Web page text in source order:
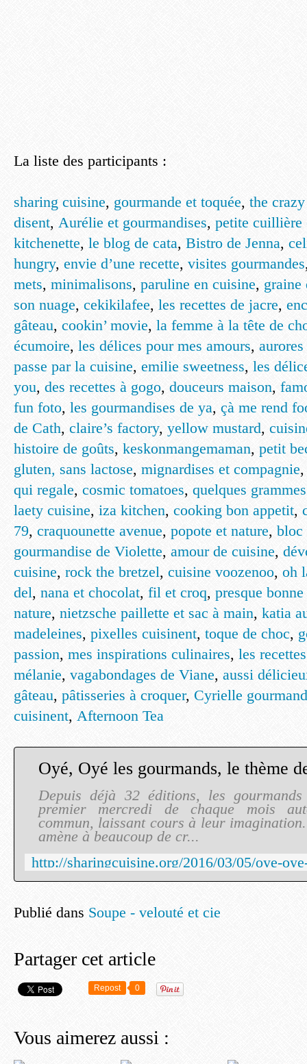
La liste des participants :
sharing cuisine, gourmande et toquée, the
disent, Aurélie et gourmandises, petite cuillière
kitchenette, le blog de cata, Bistro de Jenna,
hungry, envie d’une recette, visites gourmandes
mets, minimalisons, paruline en cuisine, graine
son nuage, cekikilafee, les recettes de jacre,
gâteau, cookin’ movie, la femme à la tête de
écumoire, les délices pour mes amours,
passe par la cuisine, emilie sweetness, les
you, des recettes à gogo, douceurs maison,
fun foto, les gourmandises de ya, çà me rend
de Cath, claire’s factory, yellow mustard,
histoire de goûts, keskonmangemaman, petit
gluten, sans lactose, mignardises et compagnie
qui regale, cosmic tomatoes, quelques
laety cuisine, iza kitchen, cooking bon appetit,
79, craquounette avenue, popote et nature, bloc
gourmandise de Violette, amour de cuisine,
cuisine, rock the bretzel, cuisine voozenoo, oh
del, nana et chocolat, fil et croq, presque
nature, nietzsche paillette et sac à main, katia
madeleines, pixelles cuisinent, toque de choc,
passion, mes inspirations culinaires, les
mélanie, vagabondages de Viane, aussi
gâteau, pâtisseries à croquer, Cyrielle
cuisinent, Afternoon Tea
Depuis déjà 32 éditions, les
premier mercredi de chaque mois
commun, laissant cours à leur
amène à beaucoup de cr...
Publié dans Soupe - velouté et cie
Partager cet article
Repost 0
Vous aimerez aussi :